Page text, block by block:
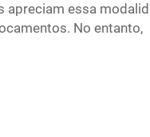
apreciam essa
No entanto,
animais de
É por isso que as